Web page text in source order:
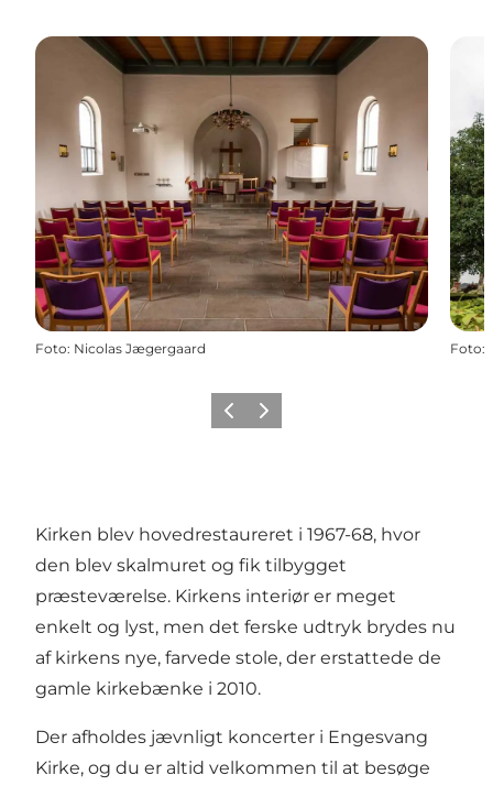
Foto: Nicolas Jægergaard Foto:
ForrigeNæste
Kirken blev hovedrestaureret i 1967-68, hvor
den blev skalmuret og fik tilbygget
præsteværelse. Kirkens interiør er meget
enkelt og lyst, men det ferske udtryk brydes nu
af kirkens nye, farvede stole, der erstattede de
gamle kirkebænke i 2010.
Der afholdes jævnligt koncerter i Engesvang
Kirke, og du er altid velkommen til at besøge